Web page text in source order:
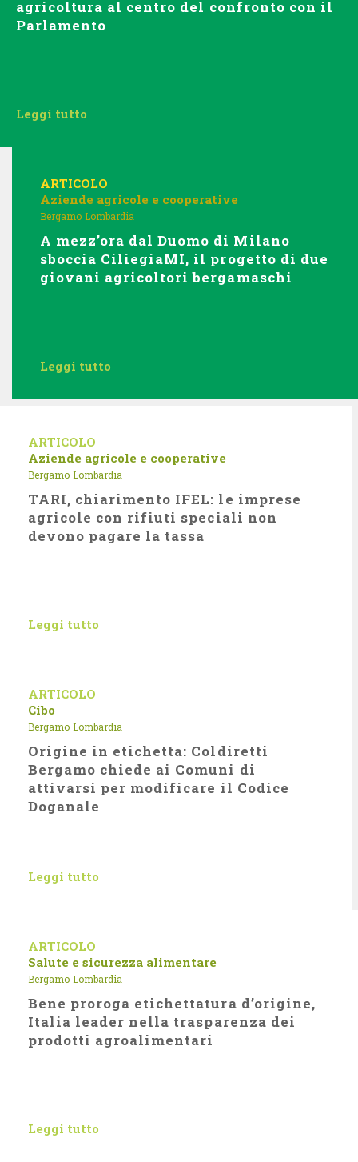
agricoltura al centro del confronto con il
Parlamento
Leggi tutto
ARTICOLO
Aziende agricole e cooperative
Bergamo Lombardia
A mezz’ora dal Duomo di Milano
sboccia CiliegiaMI, il progetto di due
giovani agricoltori bergamaschi
Leggi tutto
ARTICOLO
Aziende agricole e cooperative
Bergamo Lombardia
TARI, chiarimento IFEL: le imprese
agricole con rifiuti speciali non
devono pagare la tassa
Leggi tutto
ARTICOLO
Cibo
Bergamo Lombardia
Origine in etichetta: Coldiretti
Bergamo chiede ai Comuni di
attivarsi per modificare il Codice
Doganale
Leggi tutto
ARTICOLO
Salute e sicurezza alimentare
Bergamo Lombardia
Bene proroga etichettatura d’origine,
Italia leader nella trasparenza dei
prodotti agroalimentari
Leggi tutto